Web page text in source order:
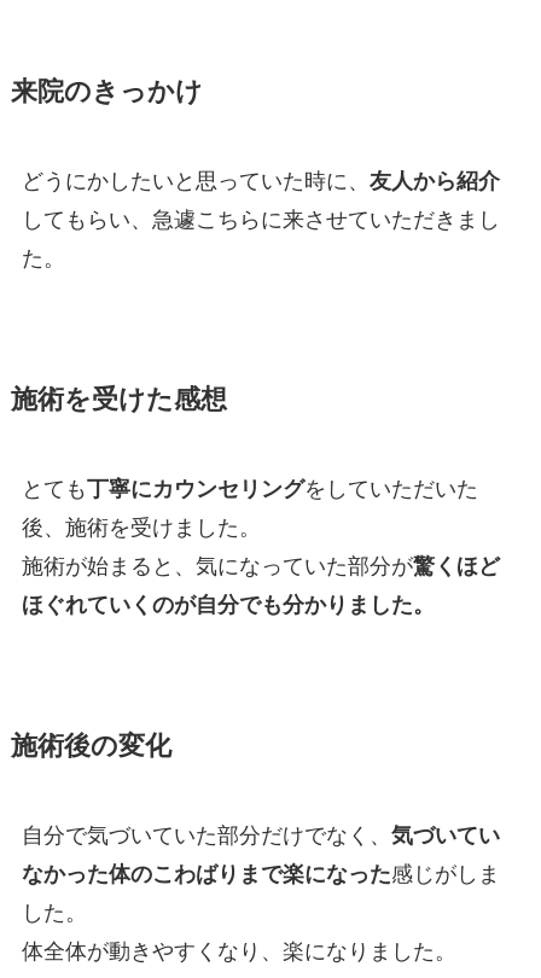
来院のきっかけ
どうにかしたいと思っていた時に、 友人から紹介
してもらい、急遽こちらに来させていただきまし
た。
施術を受けた感想
とても丁寧にカウンセリングをしていただいた
後、施術を受けました。
施術が始まると、気になっていた部分が驚くほど
ほぐれていくのが自分でも分かりました。
施術後の変化
自分で気づいていた部分だけでなく、 気づいてい
なかった体のこわばりまで楽になった感じがしま
した。
体全体が動きやすくなり、楽になりました。